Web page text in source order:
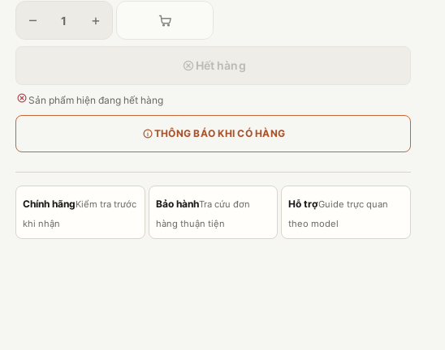
– +
Hết hàng
Sản phẩm hiện đang hết hàng
THÔNG BÁO KHI CÓ HÀNG
Chính hãngKiểm tra trước
khi nhận
Bảo hànhTra cứu đơn
hàng thuận tiện
Hỗ trợGuide trực quan
theo model